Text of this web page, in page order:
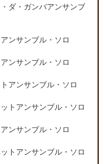
ダ・ガンバアンサンブ
ンサンブル・ソロ
ンサンブル・ソロ
アンサンブル・ソロ
トアンサンブル・ソロ
ンサンブル・ソロ
ットアンサンブル・ソロ